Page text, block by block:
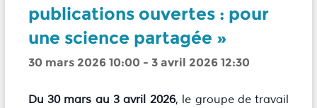
publications ouvertes : pour
une science partagée »
30 mars 2026 10:00 - 3 avril 2026 12:30
Du 30 mars au 3 avril 2026, le groupe de travail